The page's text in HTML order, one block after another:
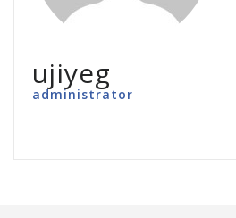
ujiyeg
administrator